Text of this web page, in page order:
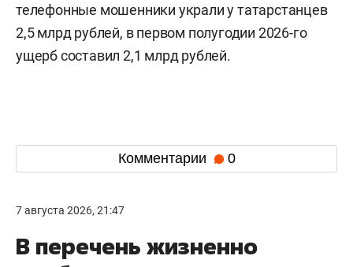
телефонные мошенники украли у татарстанцев
2,5 млрд рублей, в первом полугодии 2026-го
ущерб составил 2,1 млрд рублей.
Комментарии 0
7 августа 2026, 21:47
В перечень жизненно